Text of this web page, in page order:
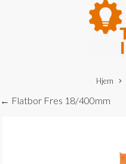
Hjem
← Flatbor Fres 18/400mm